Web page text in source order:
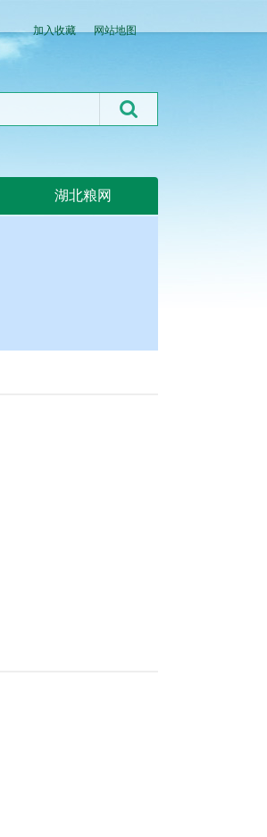
加入收藏 网站地图
湖北粮网